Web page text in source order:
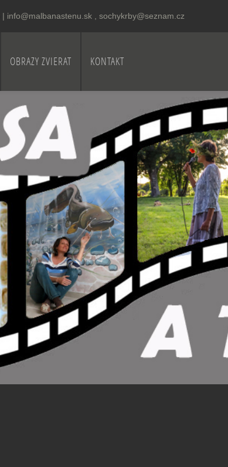
| info@malbanastenu.sk , sochykrby@seznam.cz
OBRAZY ZVIERAT KONTAKT